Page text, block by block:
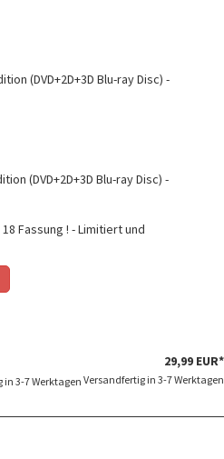
(DVD+2D+3D Blu-ray Disc) -
Fassung ! - Limitiert und
29,99 EUR*
Versandfertig in 3-7 Werktagen